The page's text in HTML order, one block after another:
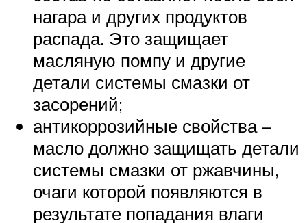
нагара и других продуктов
распада. Это защищает
масляную помпу и другие
детали системы смазки от
засорений;
антикоррозийные свойства –
масло должно защищать детали
системы смазки от ржавчины,
очаги которой появляются в
результате попадания влаги